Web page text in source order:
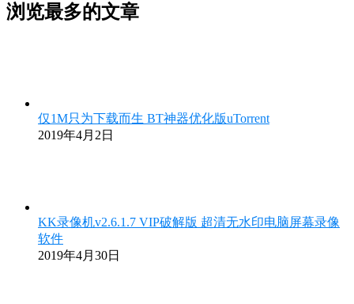
浏览最多的文章
仅1M只为下载而生 BT神器优化版uTorrent
2019年4月2日
KK录像机v2.6.1.7 VIP破解版 超清无水印电脑屏幕录像
软件
2019年4月30日